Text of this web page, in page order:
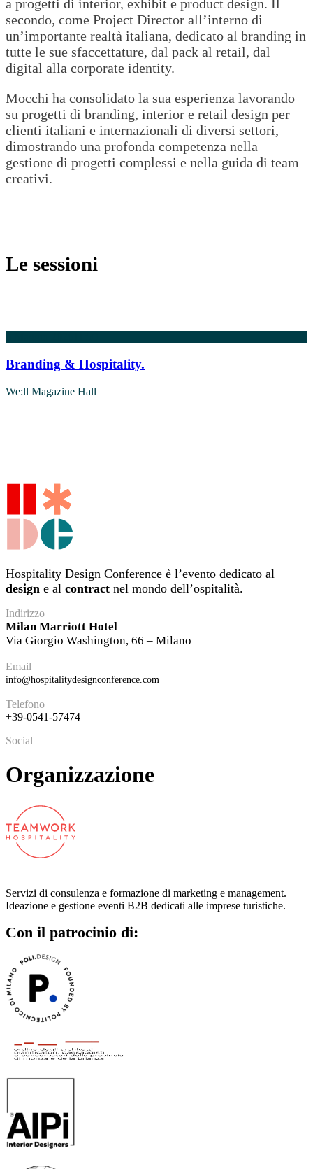
a progetti di interior, exhibit e product design. Il
secondo, come Project Director all’interno di
un’importante realtà italiana, dedicato al branding in
tutte le sue sfaccettature, dal pack al retail, dal
digital alla corporate identity.
Mocchi ha consolidato la sua esperienza lavorando
su progetti di branding, interior e retail design per
clienti italiani e internazionali di diversi settori,
dimostrando una profonda competenza nella
gestione di progetti complessi e nella guida di team
creativi.
Le sessioni
Branding & Hospitality.
We:ll Magazine Hall
Hospitality Design Conference è l’evento dedicato al
design e al contract nel mondo dell’ospitalità.
Indirizzo
Milan Marriott Hotel
Via Giorgio Washington, 66 – Milano
Email
info@hospitalitydesignconference.com
Telefono
+39-0541-57474
Social
Organizzazione
Servizi di consulenza e formazione di marketing e management.
Ideazione e gestione eventi B2B dedicati alle imprese turistiche.
Con il patrocinio di: